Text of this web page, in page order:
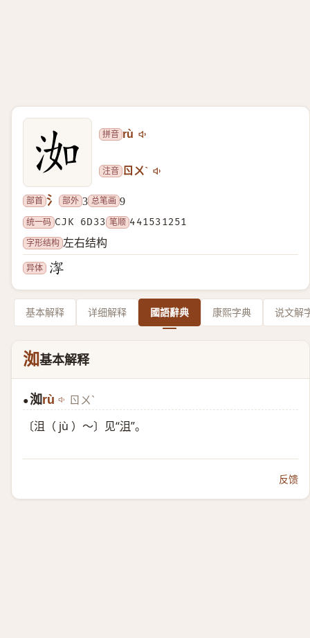
拼音 rù
注音 ㄖㄨˋ
部首 氵 部外 3 总笔画 9
统一码 CJK 6D33 笔顺 441531251
字形结构 左右结构
异体
基本解释 详细解释 國語辭典 康熙字典 说文解
洳基本解释
●洳rù ㄖㄨˋ
〔沮（ jù ）～〕见“沮”。
反馈